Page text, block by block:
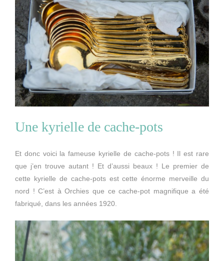
Une kyrielle de cache-pots
Et donc voici la fameuse kyrielle de cache-pots ! Il est rare
que j’en trouve autant ! Et d’aussi beaux ! Le premier de
cette kyrielle de cache-pots est cette énorme merveille du
nord ! C’est à Orchies que ce cache-pot magnifique a été
fabriqué, dans les années 1920.